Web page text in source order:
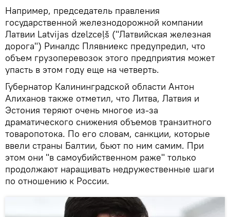
Например, председатель правления
государственной железнодорожной компании
Латвии Latvijas dzelzceļš ("Латвийская железная
дорога") Риналдс Плявниекс предупредил, что
объем грузоперевозок этого предприятия может
упасть в этом году еще на четверть.
Губернатор Калининградской области Антон
Алиханов также отметил, что Литва, Латвия и
Эстония теряют очень многое из-за
драматического снижения объемов транзитного
товаропотока. По его словам, санкции, которые
ввели страны Балтии, бьют по ним самим. При
этом они "в самоубийственном раже" только
продолжают наращивать недружественные шаги
по отношению к России.